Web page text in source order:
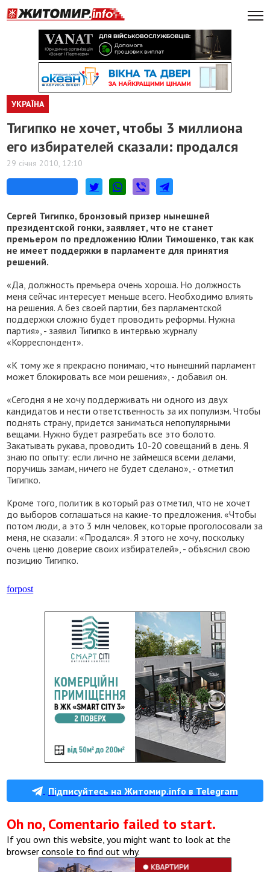
УКРАЇНА
Тигипко не хочет, чтобы 3 миллиона
его избирателей сказали: продался
29 січня 2010, 12:10
Сергей Тигипко, бронзовый призер нынешней
президентской гонки, заявляет, что не станет
премьером по предложению Юлии Тимошенко, так как
не имеет поддержки в парламенте для принятия
решений.
«Да, должность премьера очень хороша. Но должность
меня сейчас интересует меньше всего. Необходимо влиять
на решения. А без своей партии, без парламентской
поддержки сложно будет проводить реформы. Нужна
партия», - заявил Тигипко в интервью журналу
«Корреспондент».
«К тому же я прекрасно понимаю, что нынешний парламент
может блокировать все мои решения», - добавил он.
«Сегодня я не хочу поддерживать ни одного из двух
кандидатов и нести ответственность за их популизм. Чтобы
поднять страну, придется заниматься непопулярными
вещами. Нужно будет разгребать все это болото.
Закатывать рукава, проводить 10-20 совещаний в день. Я
знаю по опыту: если лично не займешся всеми делами,
поручишь замам, ничего не будет сделано», - отметил
Тигипко.
Кроме того, политик в который раз отметил, что не хочет
до выборов соглашаться на какие-то предложения. «Чтобы
потом люди, а это 3 млн человек, которые проголосовали за
меня, не сказали: «Продался». Я этого не хочу, поскольку
очень ценю доверие своих избирателей», - объяснил свою
позицию Тигипко.
forpost
Підписуйтесь на Житомир.info в Telegram
Oh no, Comentario failed to start.
If you own this website, you might want to look at the
browser console to find out why.